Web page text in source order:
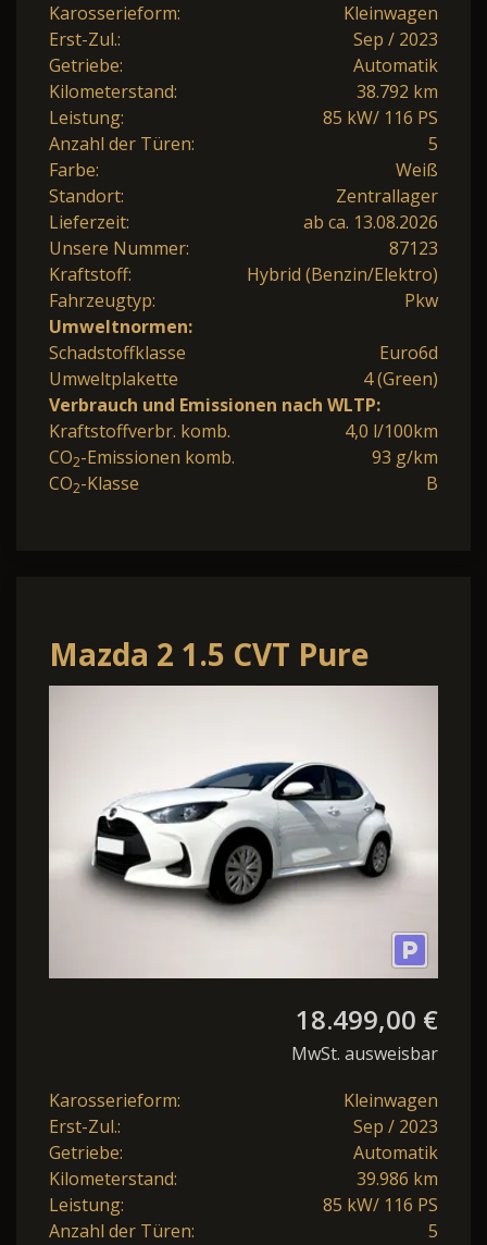
Karosserieform:
Kleinwagen
Erst-Zul.:
Sep / 2023
Getriebe:
Automatik
Kilometerstand:
38.792 km
Leistung:
85 kW/ 116 PS
Anzahl der Türen:
5
Farbe:
Weiß
Standort:
Zentrallager
Lieferzeit:
ab ca. 13.08.2026
Unsere Nummer:
87123
Kraftstoff:
Hybrid (Benzin/Elektro)
Fahrzeugtyp:
Pkw
Umweltnormen:
Schadstoffklasse
Euro6d
Umweltplakette
4 (Green)
Verbrauch und Emissionen nach WLTP:
Kraftstoffverbr. komb.
4,0 l/100km
CO2-Emissionen komb.
93 g/km
CO2-Klasse B
Mazda 2 1.5 CVT Pure
**ACC Klimaautomatik
18.499,00 €
MwSt. ausweisbar
Karosserieform:
Kleinwagen
Erst-Zul.:
Sep / 2023
Getriebe:
Automatik
Kilometerstand:
39.986 km
Leistung:
85 kW/ 116 PS
Anzahl der Türen:
5